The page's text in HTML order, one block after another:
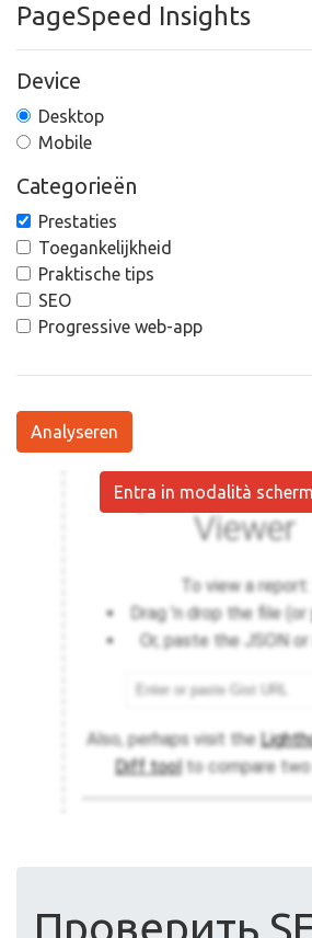
PageSpeed Insights
Device
Desktop
Mobile
Categorieën
Prestaties
Toegankelijkheid
Praktische tips
SEO
Progressive web-app
Analyseren
Entra in modalità
Проверить